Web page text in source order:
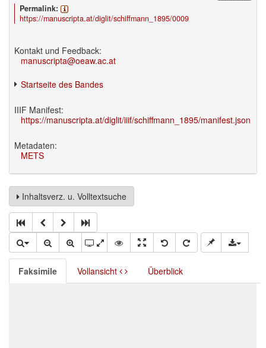
Permalink:
https://manuscripta.at/diglit/schiffmann_1895/0009
Kontakt und Feedback:
manuscripta@oeaw.ac.at
Startseite des Bandes
IIIF Manifest:
https://manuscripta.at/diglit/iiif/schiffmann_1895/manifest.json
Metadaten:
METS
Inhaltsverz. u. Volltextsuche
Faksimile Vollansicht Überblick